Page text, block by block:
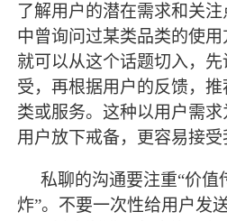
了解用户的潜在需求和关
中曾询问过某类品类的使
就可以从这个话题切入，
受，再根据用户的反馈，
类或服务。这种以用户需
用户放下戒备，更容易接受
私聊的沟通要注重“价值
炸”。不要一次性给用户发